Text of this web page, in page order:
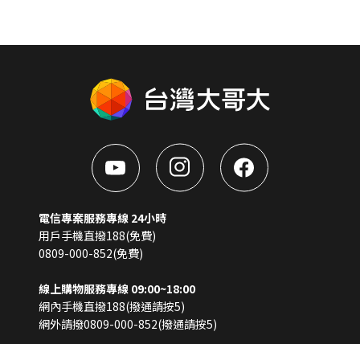
電信專案服務專線 24小時
用戶手機直撥188(免費)
0809-000-852(免費)
線上購物服務專線 09:00~18:00
網內手機直撥188(撥通請按5)
網外請撥0809-000-852(撥通請按5)